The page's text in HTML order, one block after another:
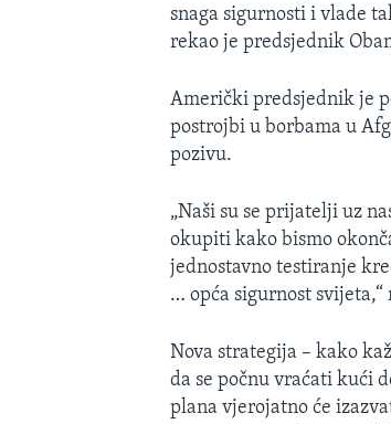
snaga sigurnosti i vlade
rekao je predsjednik
Američki predsjednik je
postrojbi u borbama u
pozivu.
„Naši su se prijatelji uz
okupiti kako bismo
jednostavno testiranje
… opća sigurnost svijeta,“
Nova strategija – kako
da se počnu vraćati kući
plana vjerojatno će